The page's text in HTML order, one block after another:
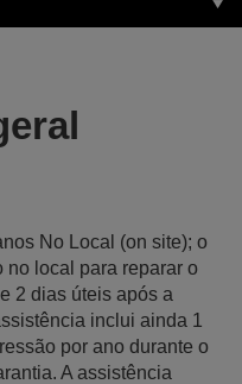
No Local (on site); o
no local para reparar o
2 dias úteis após a
inclui ainda 1
por ano durante o
A assistência